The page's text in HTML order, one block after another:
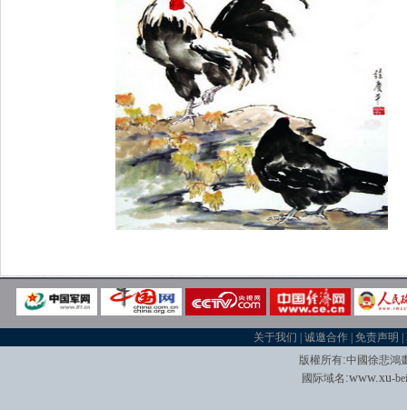
关于我们 |诚邀合作 |免责声明 |
版權所有:中國徐悲鴻
國际域名 :www.xu-